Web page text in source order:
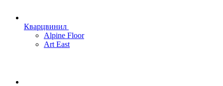
Кварцвинил
Alpine Floor
Art East